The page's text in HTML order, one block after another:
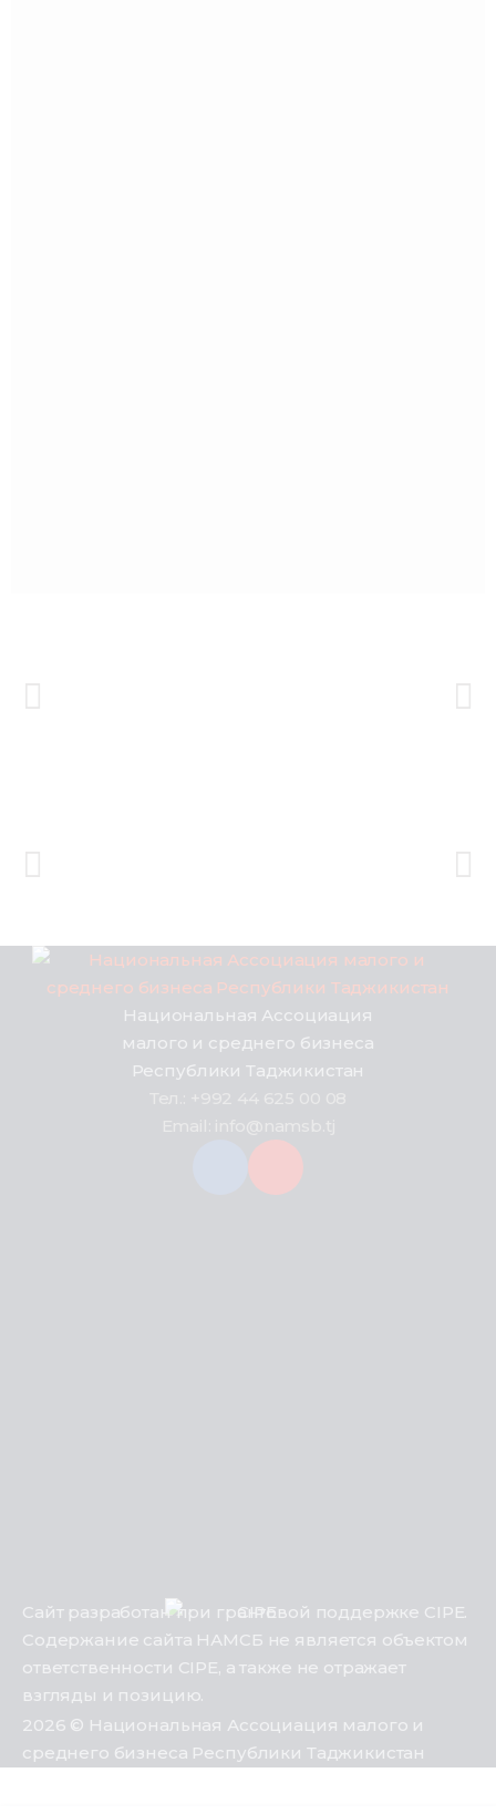
Национальная Ассоциация
малого и среднего бизнеса
Республики Таджикистан
Сайт разработан при грантовой поддержке CIPE.
Содержание сайта НАМСБ не является объектом
ответственности CIPE, а также не отражает
взгляды и позицию.
2026 © Национальная Ассоциация малого и
среднего бизнеса Республики Таджикистан